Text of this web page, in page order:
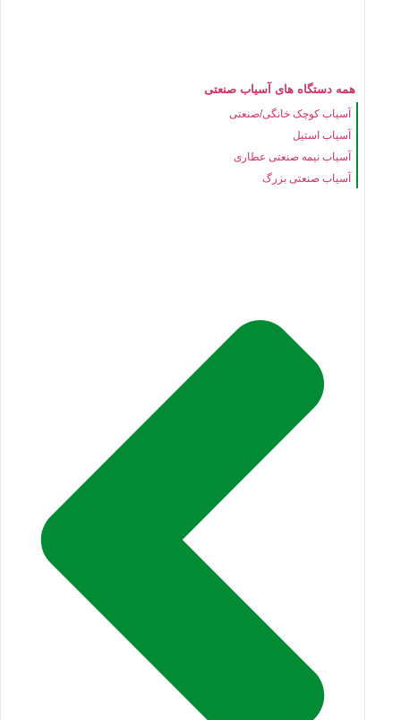
همه دستگاه های آسیاب صنعتی
آسیاب کوچک خانگی/صنعتی
آسیاب استیل
آسیاب نیمه صنعتی عطاری
آسیاب صنعتی بزرگ